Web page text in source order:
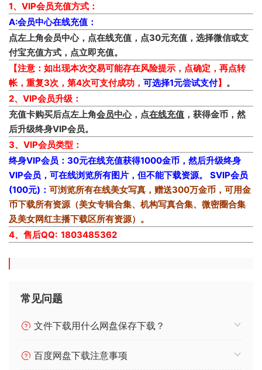
1、VIP会员充值方式：
A:会员中心在线充值：
点左上角会员中心，点在线充值，点30元充值，选择微信或支
付宝充值方式，点立即充值。
【注意：如出现本次交易可能存在风险提示，点确定，再点转
帐，重复3次，第4次可支付成功， 可选择1元尝试支付】 。
2、VIP会员升级：
充值卡购买后点左上角会员中心，点在线充值 ，获得金币，然
后升级终身VIP会员。
3、VIP会员类型：
终身VIP会员：30元在线充值获得1000金币，然后升级终身
VIP会员，可在线浏览所有图片，但不能下载资源。
SVIP会员
(100元)： 可浏览所有在线美女写真，赠送300万金币，可用金
币下载所有资源（美女专辑合集、机构写真合集、微密圈合集
及美女网红主播下载区所有资源）。
4、售后QQ: 1803485362
常见问题
文件下载用什么网盘保存下载？
百度网盘下载注意事项